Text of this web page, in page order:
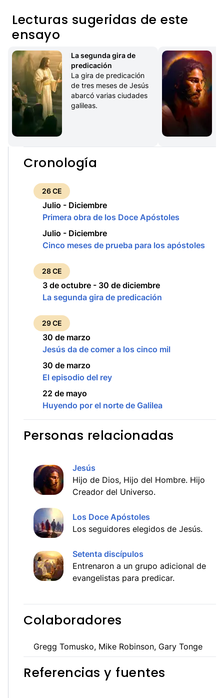
Lecturas sugeridas de este
ensayo
La segunda gira de
predicación
La gira de predicación
de tres meses de Jesús
abarcó varias ciudades
galileas.
Cronología
26 CE
Julio - Diciembre
Primera obra de los Doce Apóstoles
Julio - Diciembre
Cinco meses de prueba para los apóstoles
28 CE
3 de octubre - 30 de diciembre
La segunda gira de predicación
29 CE
30 de marzo
Jesús da de comer a los cinco mil
30 de marzo
El episodio del rey
22 de mayo
Huyendo por el norte de Galilea
Personas relacionadas
Jesús
Hijo de Dios, Hijo del Hombre. Hijo
Creador del Universo.
Los Doce Apóstoles
Los seguidores elegidos de Jesús.
Setenta discípulos
Entrenaron a un grupo adicional de
evangelistas para predicar.
Colaboradores
Gregg Tomusko, Mike Robinson, Gary Tonge
Referencias y fuentes